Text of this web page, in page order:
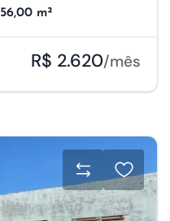
56,00 m²
R$ 2.620/mês